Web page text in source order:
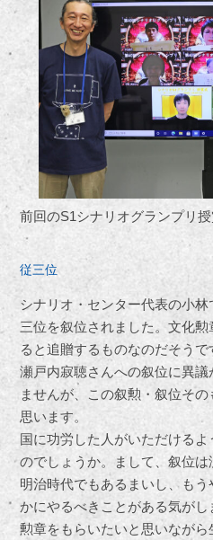
前回のS1シナリオグランプリ
従三位
シナリオ・センター代表の小
三位を叙位されました。文化
ると追贈するものなのだそうで
瀬戸内寂聴さんへの叙位に異
ませんが、この叙勲・叙位そ
思います。
国に功労した人がいただける
のでしょうか。まして、叙位
明治時代でもあるまいし、も
かにやるべきことがある気がし
勲章をもらいたいと思いなが